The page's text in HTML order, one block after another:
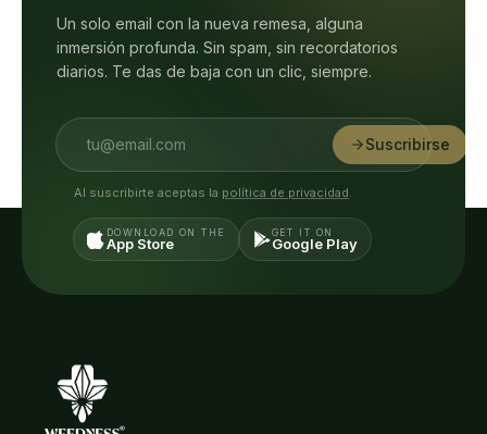
Un solo email con la nueva remesa, alguna
inmersión profunda. Sin spam, sin recordatorios
diarios. Te das de baja con un clic, siempre.
Suscribirse
Al suscribirte aceptas la política de privacidad.
DOWNLOAD ON THE
App Store
GET IT ON
Google Play